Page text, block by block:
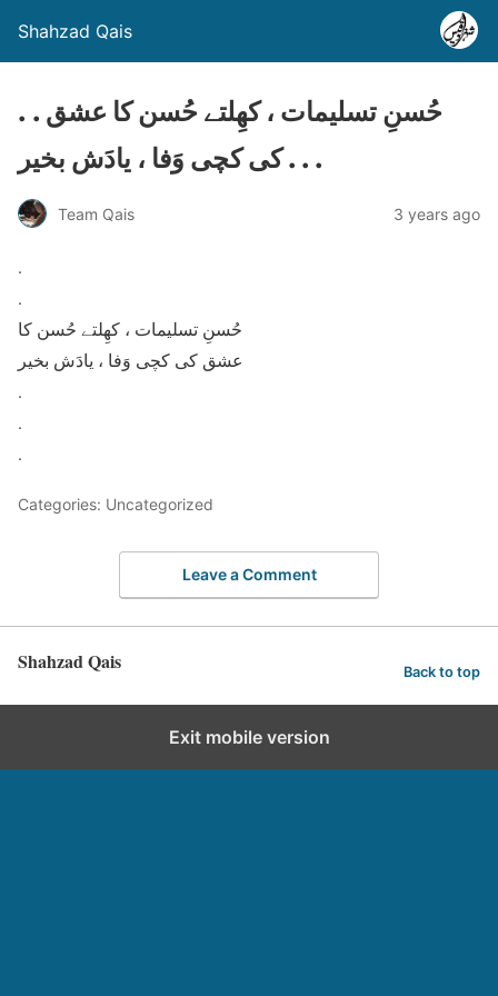
Shahzad Qais
. . حُسنِ تسلیمات ، کھِلتے حُسن کا عشق
کی کچی وَفا ، یادَش بخیر . . .
Team Qais 3 years ago
.
.
حُسنِ تسلیمات ، کھِلتے حُسن کا
عشق کی کچی وَفا ، یادَش بخیر
.
.
.
Categories: Uncategorized
Leave a Comment
Shahzad Qais Back to top
Exit mobile version